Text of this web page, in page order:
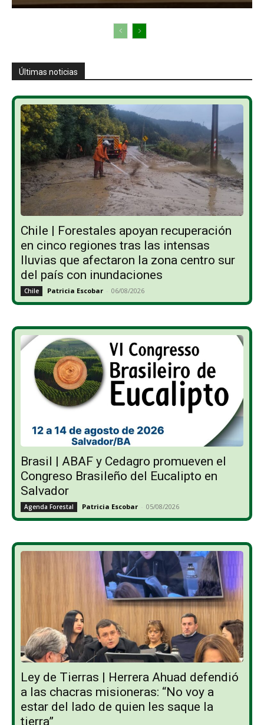
Últimas noticias
Chile | Forestales apoyan recuperación
en cinco regiones tras las intensas
lluvias que afectaron la zona centro sur
del país con inundaciones
Chile Patricia Escobar - 06/08/2026
Brasil | ABAF y Cedagro promueven el
Congreso Brasileño del Eucalipto en
Salvador
Agenda Forestal Patricia Escobar - 05/08/2026
Ley de Tierras | Herrera Ahuad defendió
a las chacras misioneras: “No voy a
estar del lado de quien les saque la
tierra”